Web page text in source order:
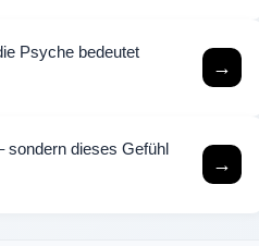
Psyche bedeutet
→
sondern dieses Gefühl
→